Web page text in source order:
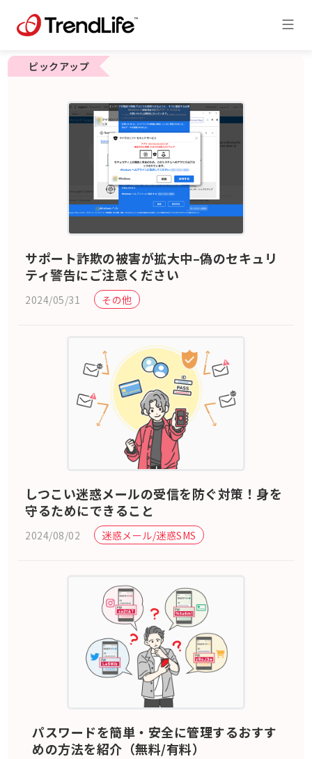
ピックアップ
サポート詐欺の被害が拡大中–偽のセキュリ
ティ警告にご注意ください
2024/05/31 その他
しつこい迷惑メールの受信を防ぐ対策！身を
守るためにできること
2024/08/02 迷惑メール/迷惑SMS
パスワードを簡単・安全に管理するおすす
めの方法を紹介（無料/有料）